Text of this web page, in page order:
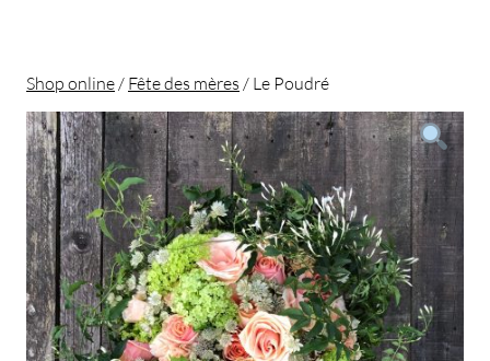
Shop online / Fête des mères / Le Poudré